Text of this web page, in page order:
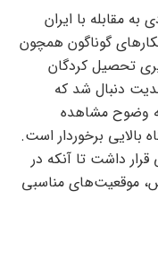
مقابله با ایران
گوناگون همچون
تحصیل کردگان
دنبال شد که
وضوح مشاهده
برخوردار است.
داشت تا آنکه در
موقعیت‌های مناسبی